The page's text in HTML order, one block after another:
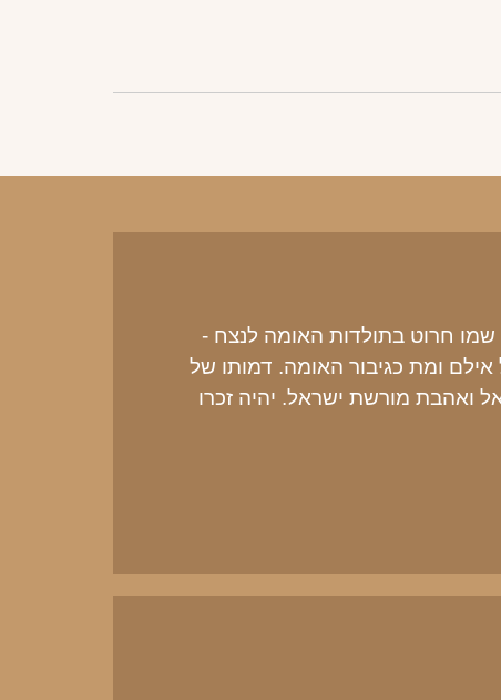
שמו חרוט בתולדות האומה לנצח -
אילם ומת כגיבור האומה. דמותו של
ואהבת מורשת ישראל. יהיה זכרו